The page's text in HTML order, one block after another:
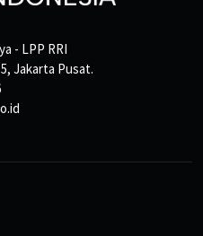
- LPP RRI
Jakarta Pusat.